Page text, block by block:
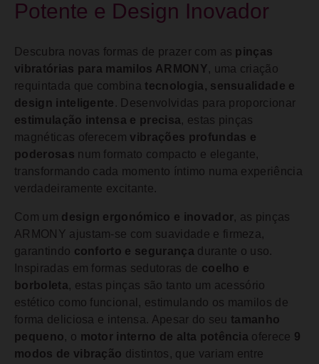
Potente e Design Inovador
Descubra novas formas de prazer com as pinças
vibratórias para mamilos ARMONY, uma criação
requintada que combina tecnologia, sensualidade e
design inteligente . Desenvolvidas para proporcionar
estimulação intensa e precisa, estas pinças
magnéticas oferecem vibrações profundas e
poderosas num formato compacto e elegante,
transformando cada momento íntimo numa experiência
verdadeiramente excitante.
Com um design ergonómico e inovador, as pinças
ARMONY ajustam-se com suavidade e firmeza,
garantindo conforto e segurança durante o uso.
Inspiradas em formas sedutoras de coelho e
borboleta, estas pinças são tanto um acessório
estético como funcional, estimulando os mamilos de
forma deliciosa e intensa. Apesar do seu tamanho
pequeno, o motor interno de alta potência oferece 9
modos de vibração distintos, que variam entre